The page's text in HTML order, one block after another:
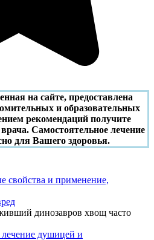
на сайте, предоставлена
и образовательных
рекомендаций получите
Самостоятельное лечение
для Вашего здоровья.
динозавров хвощ часто